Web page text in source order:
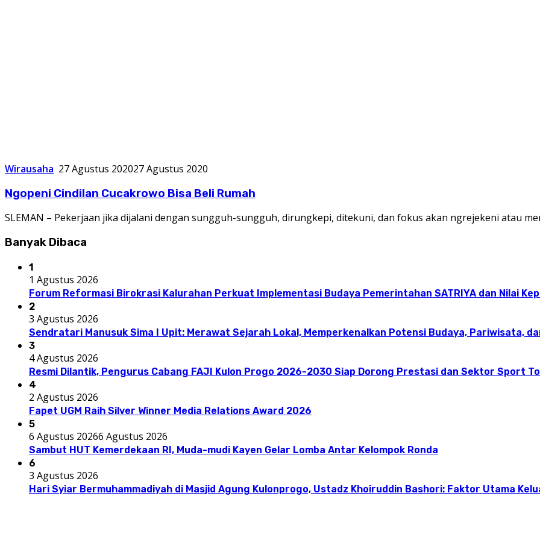
Wirausaha 27 Agustus 202027 Agustus 2020
Ngopeni Cindilan Cucakrowo Bisa Beli Rumah
SLEMAN – Pekerjaan jika dijalani dengan sungguh-sungguh, dirungkepi, ditekuni, dan fokus akan ngrejekeni atau
Banyak Dibaca
1
1 Agustus 2026
Forum Reformasi Birokrasi Kalurahan Perkuat Implementasi Budaya Pemerintahan SATRIYA dan Nilai
2
3 Agustus 2026
Sendratari Manusuk Sima I Upit: Merawat Sejarah Lokal, Memperkenalkan Potensi Budaya, Pariwisata,
3
4 Agustus 2026
Resmi Dilantik, Pengurus Cabang FAJI Kulon Progo 2026-2030 Siap Dorong Prestasi dan Sektor Sport
4
2 Agustus 2026
Fapet UGM Raih Silver Winner Media Relations Award 2026
5
6 Agustus 20266 Agustus 2026
Sambut HUT Kemerdekaan RI, Muda-mudi Kayen Gelar Lomba Antar Kelompok Ronda
6
3 Agustus 2026
Hari Syiar Bermuhammadiyah di Masjid Agung Kulonprogo, Ustadz Khoiruddin Bashori: Faktor Utama